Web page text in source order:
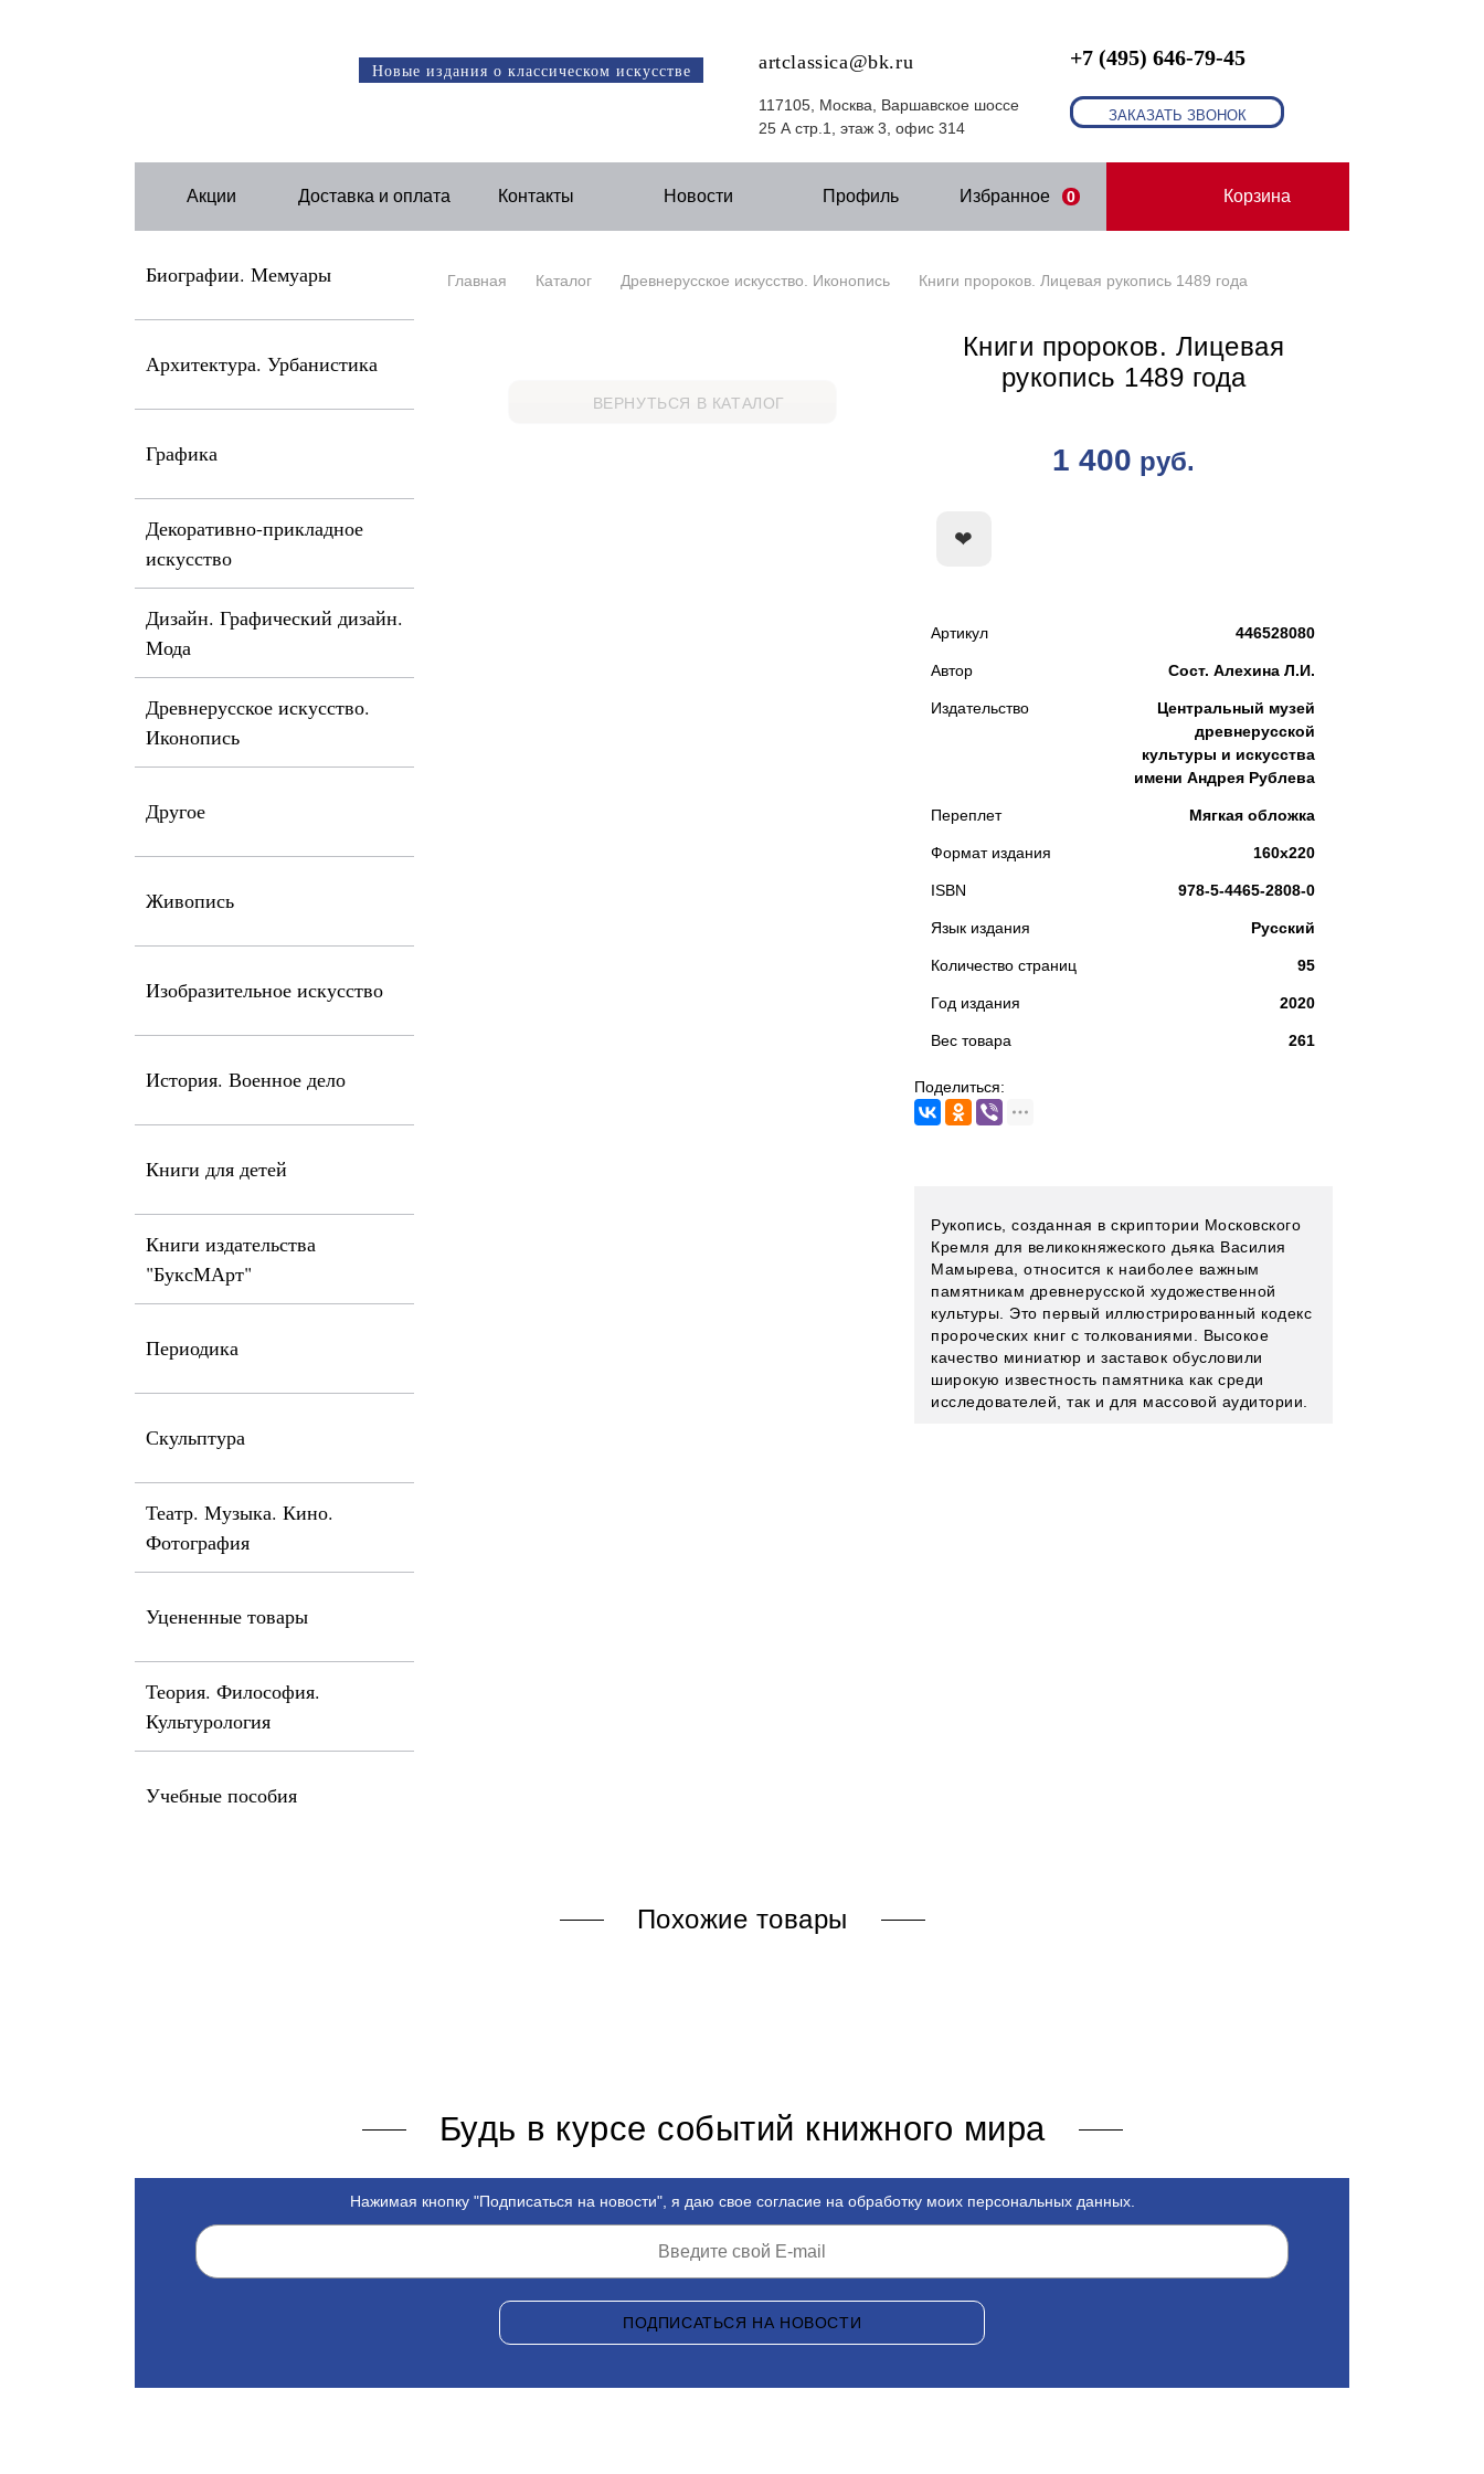
Новые издания о классическом искусстве artclassica@bk.ru
117105, Москва, Варшавское шоссе
25 А стр.1, этаж 3, офис 314
+7 (495) 646-79-45
ЗАКАЗАТЬ ЗВОНОК
Акции Доставка и оплата Контакты Новости Профиль Избранное 0 Корзина
Биографии. Мемуары
Архитектура. Урбанистика
Графика
Декоративно-прикладное
искусство
Дизайн. Графический дизайн.
Мода
Древнерусское искусство.
Иконопись
Другое
Живопись
Изобразительное искусство
История. Военное дело
Книги для детей
Книги издательства
"БуксМАрт"
Периодика
Скульптура
Театр. Музыка. Кино.
Фотография
Уцененные товары
Теория. Философия.
Культурология
Учебные пособия
Главная Каталог Древнерусское искусство. Иконопись Книги пророков. Лицевая рукопись 1489 года
ВЕРНУТЬСЯ В КАТАЛОГ
Книги пророков. Лицевая
рукопись 1489 года
1 400 руб.
Артикул 446528080
Автор Сост. Алехина Л.И.
Издательство
Центральный музей
древнерусской
культуры и искусства
имени Андрея Рублева
Переплет Мягкая обложка
Формат издания 160х220
ISBN 978-5-4465-2808-0
Язык издания Русский
Количество страниц 95
Год издания 2020
Вес товара 261
Поделиться:
Рукопись, созданная в скриптории Московского
Кремля для великокняжеского дьяка Василия
Мамырева, относится к наиболее важным
памятникам древнерусской художественной
культуры. Это первый иллюстрированный кодекс
пророческих книг с толкованиями. Высокое
качество миниатюр и заставок обусловили
широкую известность памятника как среди
исследователей, так и для массовой аудитории.
Похожие товары
Будь в курсе событий книжного мира
Нажимая кнопку "Подписаться на новости", я даю свое согласие на обработку моих персональных данных.
ПОДПИСАТЬСЯ НА НОВОСТИ